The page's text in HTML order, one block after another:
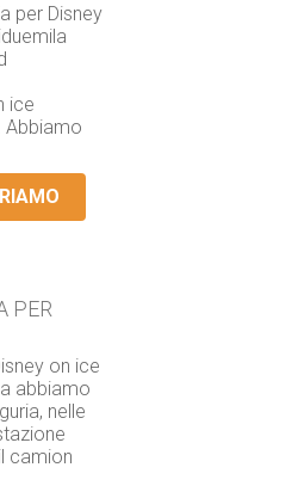
per Disney
ice
Abbiamo
PER
on ice
abbiamo
nelle
camion